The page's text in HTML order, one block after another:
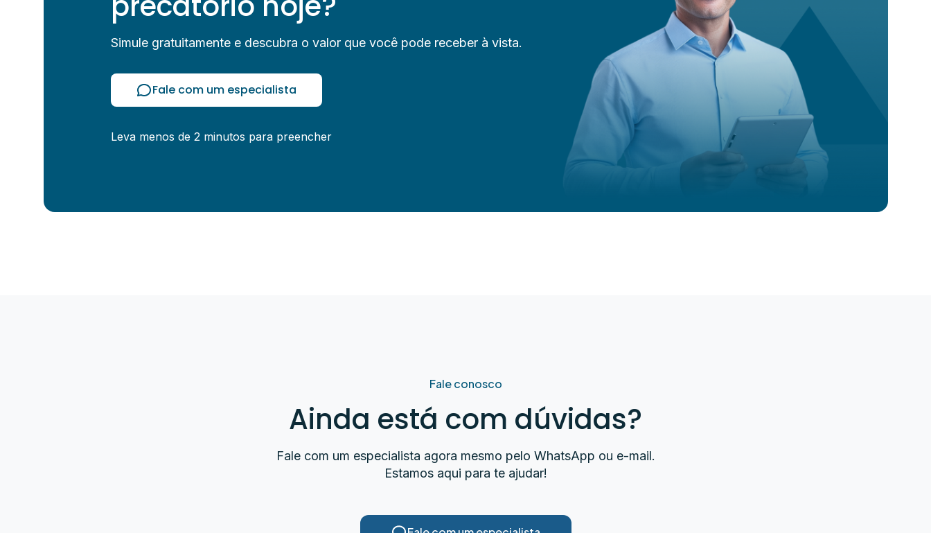
Simule gratuitamente e descubra o valor que você pode receber à vista.
Fale com um especialista
Leva menos de 2 minutos para preencher
Fale conosco
Ainda está com dúvidas?
Fale com um especialista agora mesmo pelo WhatsApp ou e-mail.
Estamos aqui para te ajudar!